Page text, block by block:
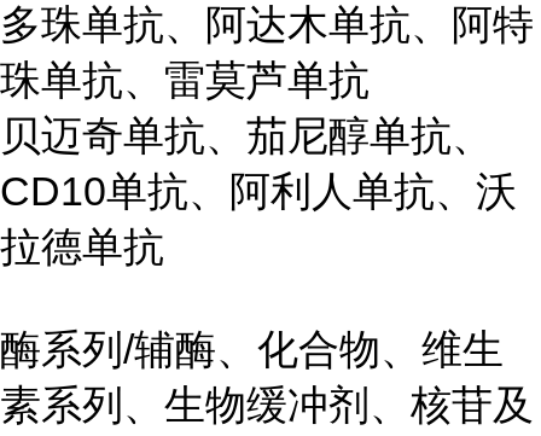
多珠单抗、阿达木单抗、阿特
珠单抗、雷莫芦单抗
贝迈奇单抗、茄尼醇单抗、
CD10单抗、阿利人单抗、沃
拉德单抗
酶系列/辅酶、化合物、维生
素系列、生物缓冲剂、核苷及